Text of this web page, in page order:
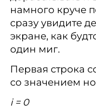
намного круче
сразу увидите
экране, как
один миг.
Первая строка
со значением
i = 0